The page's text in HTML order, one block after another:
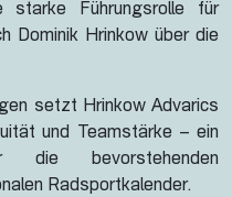
starke Führungsrolle für
Dominik Hrinkow über die
setzt Hrinkow Advarics
und Teamstärke – ein
die bevorstehenden
Radsportkalender.